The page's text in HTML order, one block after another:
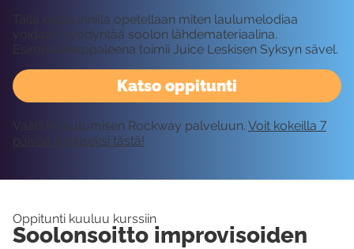
Katso oppitunti
Tällä oppitunnilla opetellaan miten laulumelodiaa
voidaan hyödyntää soolon lähdemateriaalina.
Esimerkkikappaleena toimii Juice Leskisen Syksyn sävel.
Vaatii kirjautumisen Rockway palveluun. Voit kokeilla 7
päivää ilmaiseksi tästä!
Oppitunti kuuluu kurssiin
Soolonsoitto improvisoiden